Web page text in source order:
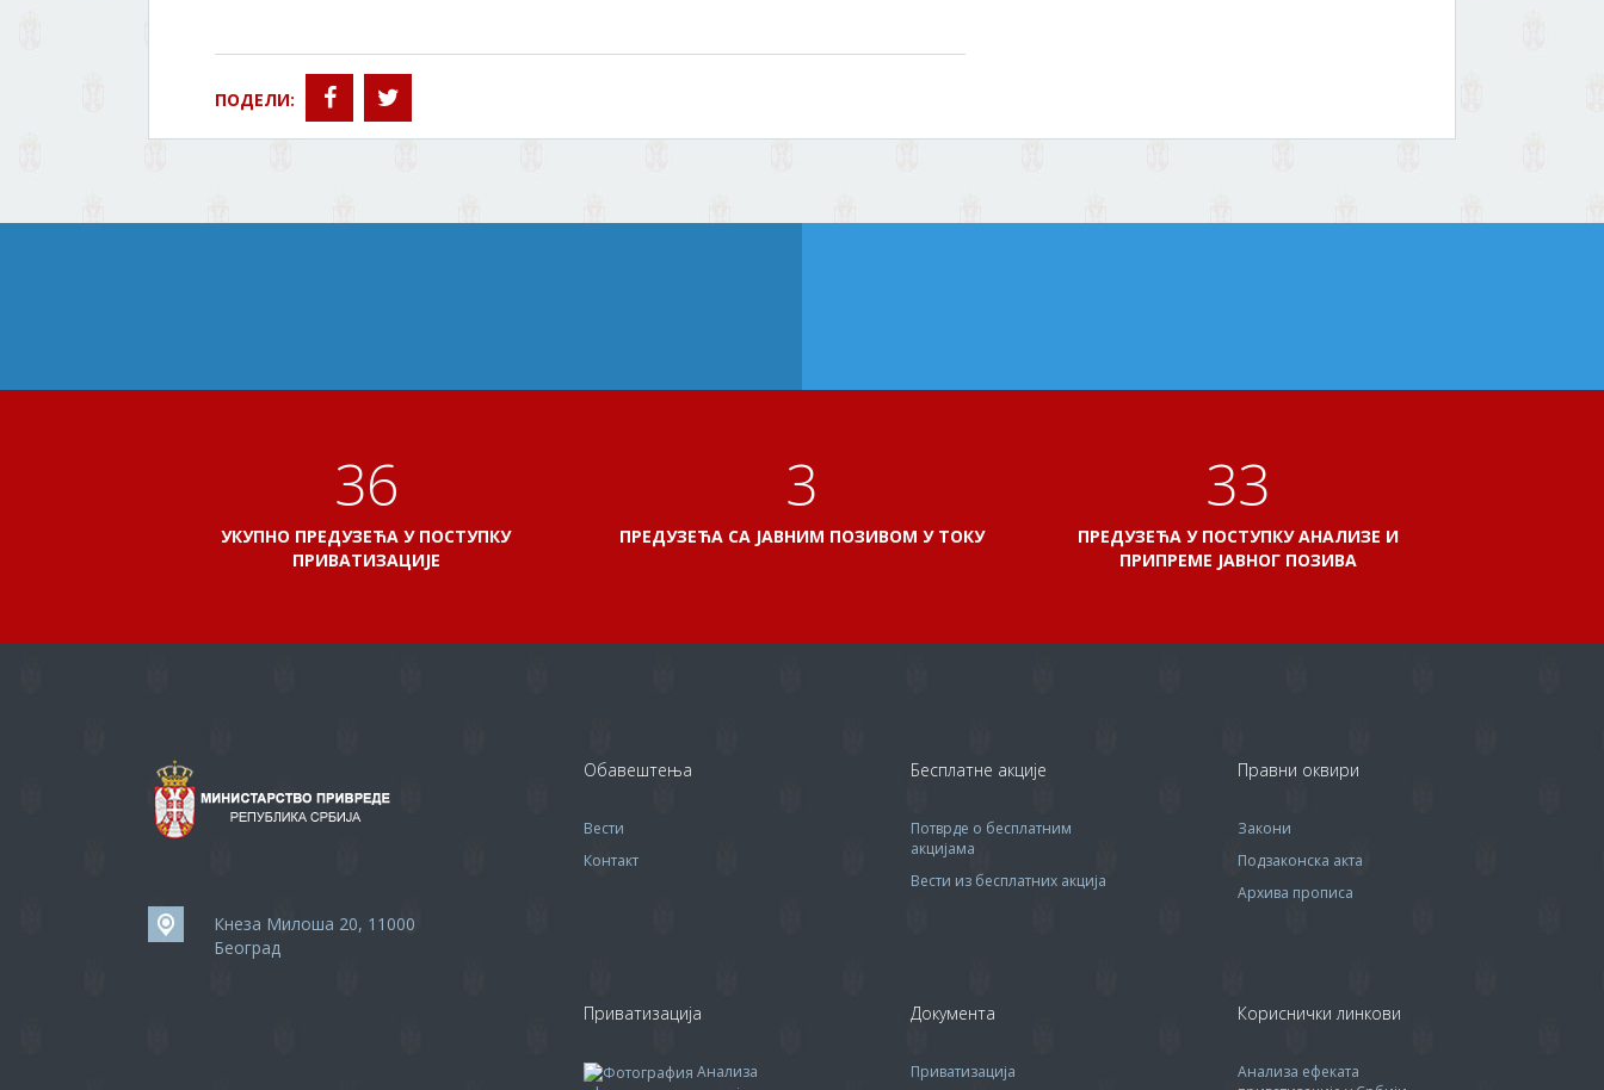
ПОДЕЛИ:
41
УКУПНО ПРЕДУЗЕЋА У ПОСТУПКУ
ПРИВАТИЗАЦИЈЕ
3
ПРЕДУЗЕЋА СА ЈАВНИМ ПОЗИВОМ У ТОКУ
38
ПРЕДУЗЕЋА У ПОСТУПКУ АНАЛИЗЕ И
ПРИПРЕМЕ ЈАВНОГ ПОЗИВА
Кнеза Милоша 20, 11000
Београд
Обавештења
Вести
Контакт
Приватизација
Анализа
Бесплатне акције
Потврде о бесплатним
акцијама
Вести из бесплатних акција
Документа
Приватизација
Правни оквири
Закони
Подзаконска акта
Архива прописa
Кориснички линкови
Анализа ефеката